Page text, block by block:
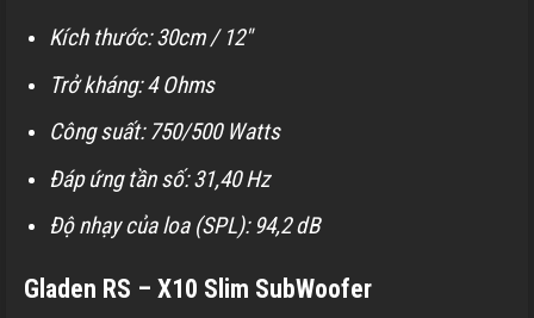
Kích thước: 30cm / 12″
Trở kháng: 4 Ohms
Công suất: 750/500 Watts
Đáp ứng tần số: 31,40 Hz
Độ nhạy của loa (SPL): 94,2 dB
Gladen RS – X10 Slim SubWoofer